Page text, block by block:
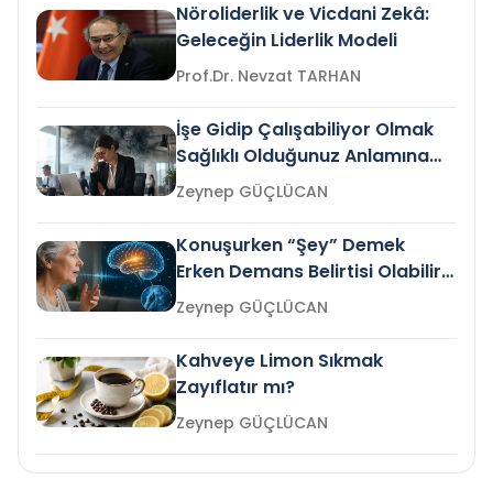
Nöroliderlik ve Vicdani Zekâ:
Geleceğin Liderlik Modeli
Prof.Dr. Nevzat TARHAN
İşe Gidip Çalışabiliyor Olmak
Sağlıklı Olduğunuz Anlamına
Gelir mi?Zeynep GÜÇLÜCAN
Konuşurken “Şey” Demek
Erken Demans Belirtisi Olabilir
mi?
Zeynep GÜÇLÜCAN
Kahveye Limon Sıkmak
Zayıflatır mı?
Zeynep GÜÇLÜCAN